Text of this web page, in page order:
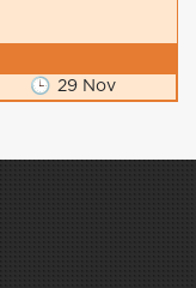
🕒 29 Nov